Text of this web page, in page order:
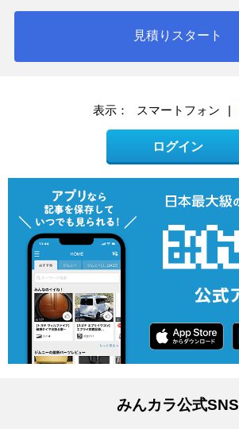
見積りスタート
表示： スマートフォン |
ログイン
みんカラ公式SNS